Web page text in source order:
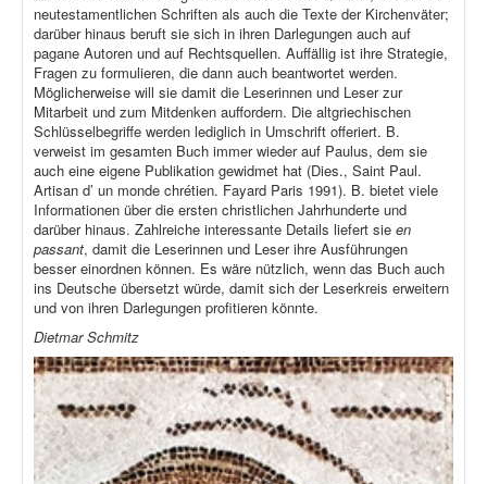
neutestamentlichen Schriften als auch die Texte der Kirchenväter;
darüber hinaus beruft sie sich in ihren Darlegungen auch auf
pagane Autoren und auf Rechtsquellen. Auffällig ist ihre Strategie,
Fragen zu formulieren, die dann auch beantwortet werden.
Möglicherweise will sie damit die Leserinnen und Leser zur
Mitarbeit und zum Mitdenken auffordern. Die altgriechischen
Schlüsselbegriffe werden lediglich in Umschrift offeriert. B.
verweist im gesamten Buch immer wieder auf Paulus, dem sie
auch eine eigene Publikation gewidmet hat (Dies., Saint Paul.
Artisan d’ un monde chrétien. Fayard Paris 1991). B. bietet viele
Informationen über die ersten christlichen Jahrhunderte und
darüber hinaus. Zahlreiche interessante Details liefert sie en
passant, damit die Leserinnen und Leser ihre Ausführungen
besser einordnen können. Es wäre nützlich, wenn das Buch auch
ins Deutsche übersetzt würde, damit sich der Leserkreis erweitern
und von ihren Darlegungen profitieren könnte.
Dietmar Schmitz